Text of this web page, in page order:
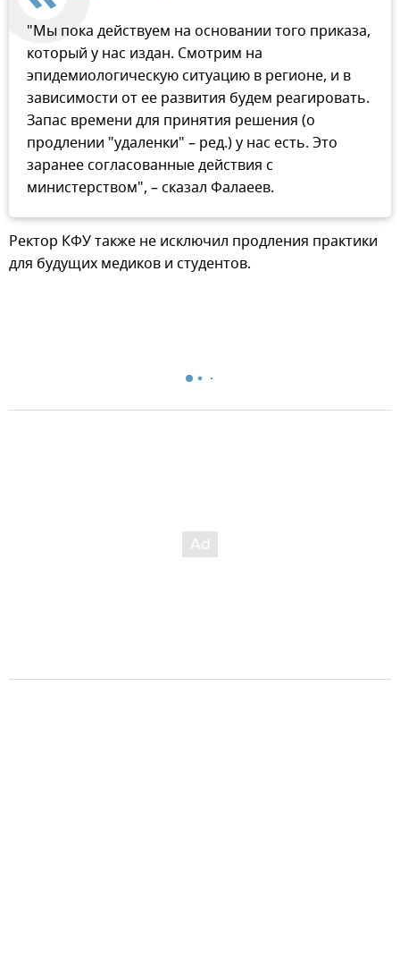
"Мы пока действуем на основании того приказа,
который у нас издан. Смотрим на
эпидемиологическую ситуацию в регионе, и в
зависимости от ее развития будем реагировать.
Запас времени для принятия решения (о
продлении "удаленки" – ред.) у нас есть. Это
заранее согласованные действия с
министерством", – сказал Фалаеев.
Ректор КФУ также не исключил продления практики
для будущих медиков и студентов.